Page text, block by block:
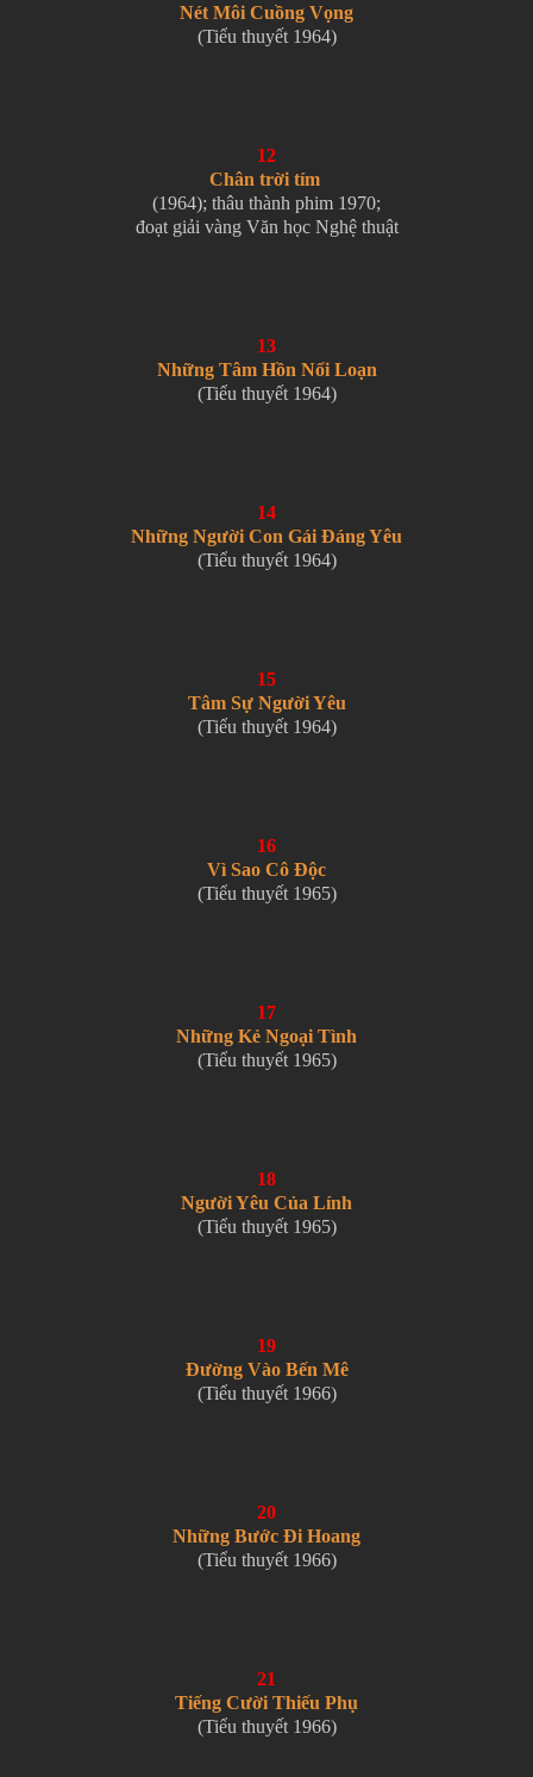
Nét Môi Cuồng Vọng
(Tiểu thuyết 1964)
12
Chân trời tím
(1964); thâu thành phim 1970;
đoạt giải vàng Văn học Nghệ thuật
13
Những Tâm Hồn Nổi Loạn
(Tiểu thuyết 1964)
14
Những Người Con Gái Đáng Yêu
(Tiểu thuyết 1964)
15
Tâm Sự Người Yêu
(Tiểu thuyết 1964)
16
Vì Sao Cô Độc
(Tiểu thuyết 1965)
17
Những Kẻ Ngoại Tình
(Tiểu thuyết 1965)
18
Người Yêu Của Lính
(Tiểu thuyết 1965)
19
Đường Vào Bến Mê
(Tiểu thuyết 1966)
20
Những Bước Đi Hoang
(Tiểu thuyết 1966)
21
Tiếng Cười Thiếu Phụ
(Tiểu thuyết 1966)